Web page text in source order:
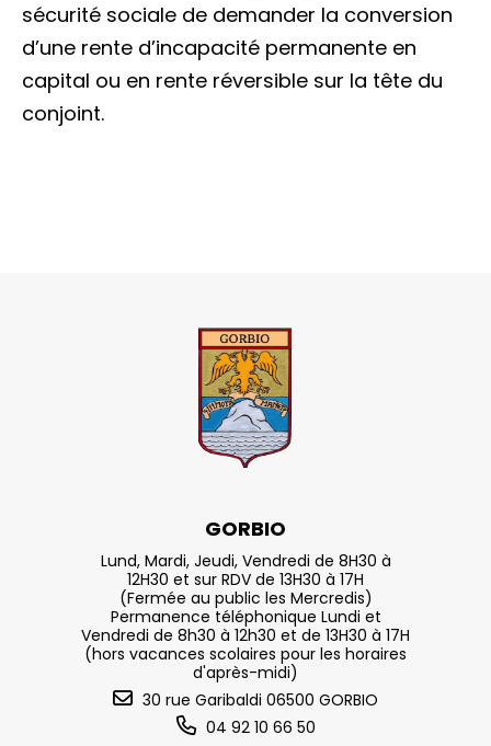
sécurité sociale de demander la conversion
d’une rente d’incapacité permanente en
capital ou en rente réversible sur la tête du
conjoint.
GORBIO
Lund, Mardi, Jeudi, Vendredi de 8H30 à
12H30 et sur RDV de 13H30 à 17H
(Fermée au public les Mercredis)
Permanence téléphonique Lundi et
Vendredi de 8h30 à 12h30 et de 13H30 à 17H
(hors vacances scolaires pour les horaires
d'après-midi)
30 rue Garibaldi 06500 GORBIO
04 92 10 66 50